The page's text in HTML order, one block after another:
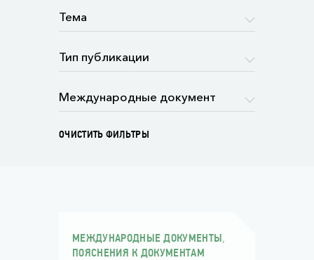
ОЧИСТИТЬ ФИЛЬТРЫ
МЕЖДУНАРОДНЫЕ ДОКУМЕНТЫ ,
ПОЯСНЕНИЯ К ДОКУМЕНТАМ